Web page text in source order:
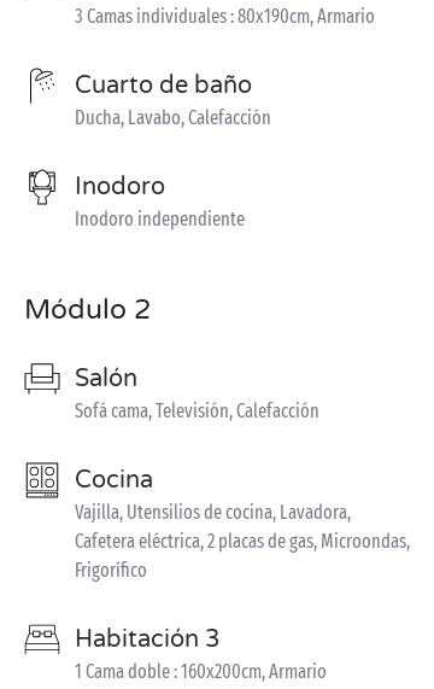
3 Camas individuales : 80x190cm, Armario
Cuarto de baño
Ducha, Lavabo, Calefacción
Inodoro
Inodoro independiente
Módulo 2
Salón
Sofá cama, Televisión, Calefacción
Cocina
Vajilla, Utensilios de cocina, Lavadora,
Cafetera eléctrica, 2 placas de gas, Microondas,
Frigorífico
Habitación 3
1 Cama doble : 160x200cm, Armario